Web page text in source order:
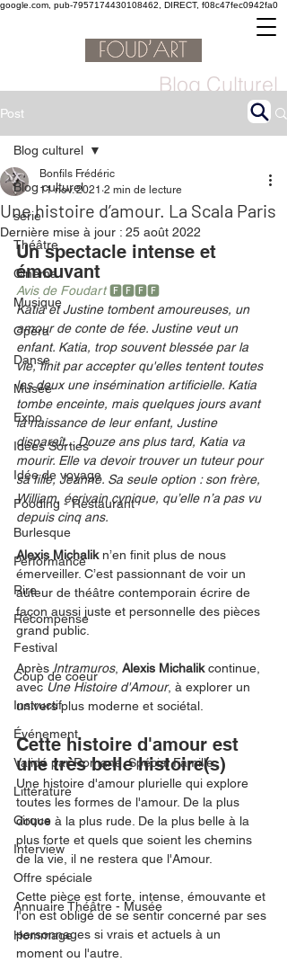
google.com, pub-7957174430108462, DIRECT, f08c47fec0942fa0
Blog Culturel
Post
Blog culturel
serie
Théâtre
Cinéma
Musique
Opéra
Danse
Musée
Expo
Idées Sorties
Idée de voyage
Fooding - Restaurant
Burlesque
Performance
Rire
Récompense
Festival
Coup de coeur
Instructif
Événement
Validé par Romane. Spécial Famille
Littérature
Cirque
Interview
Offre spéciale
Annuaire Théâtre - Musée
Hommage
Blog culturel
Une histoire d’amour. La Scala Paris
Bonfils Frédéric
11 nov. 2021 2 min de lecture
Dernière mise à jour : 25 août 2022
Un spectacle intense et
émouvant
Avis de Foudart 🅵🅵🅵🅵
Katia et Justine tombent amoureuses, un
amour de conte de fée. Justine veut un
enfant. Katia, trop souvent blessée par la
vie, finit par accepter qu'elles tentent toutes
les deux une insémination artificielle. Katia
tombe enceinte, mais quelques jours avant
la naissance de leur enfant, Justine
disparaît... Douze ans plus tard, Katia va
mourir. Elle va devoir trouver un tuteur pour
sa fille, Jeanne. Sa seule option : son frère,
William, écrivain cynique, qu’elle n’a pas vu
depuis cinq ans.
Alexis Michalik n’en finit plus de nous
émerveiller. C’est passionnant de voir un
auteur de théâtre contemporain écrire de
façon aussi juste et personnelle des pièces
grand public.
Après Intramuros, Alexis Michalik continue,
avec Une Histoire d'Amour, à explorer un
univers plus moderne et sociétal.
Cette histoire d'amour est
une très belle histoire(s)
Une histoire d'amour plurielle qui explore
toutes les formes de l'amour. De la plus
douce à la plus rude. De la plus belle à la
plus forte et quels que soient les chemins
de la vie, il ne restera que l'Amour.
Cette pièce est forte, intense, émouvante et
l'on est obligé de se sentir concerné par ses
personnages si vrais et actuels à un
moment ou l'autre.